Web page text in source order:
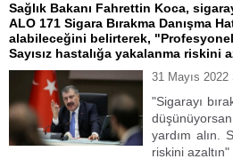
Sağlık Bakanı Fahrettin Koca,
ALO 171 Sigara Bırakma Danışma
alabileceğini belirterek, "Profesyonel
Sayısız hastalığa yakalanma riskini
31 Mayıs 2022
"Sigarayı
yardım alın.
riskini azaltın"